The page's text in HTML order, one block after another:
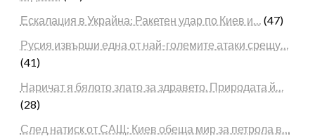
Ескалация в Украйна: Ракетен удар по Киев и… (47)
Русия извърши една от най-големите атаки срещу…
(41)
Наричат я бялото злато за здравето. Природата й…
(28)
След натиск от САЩ: Киев обеща мир за петрола в…